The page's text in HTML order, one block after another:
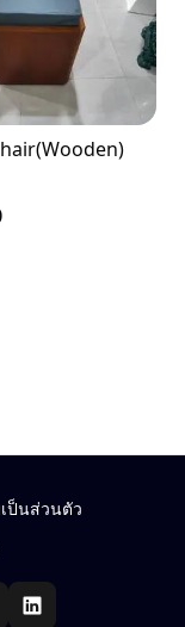
ป็นส่วนตัว